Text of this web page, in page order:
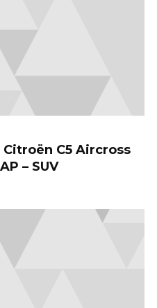
C5 Aircross
– SUV